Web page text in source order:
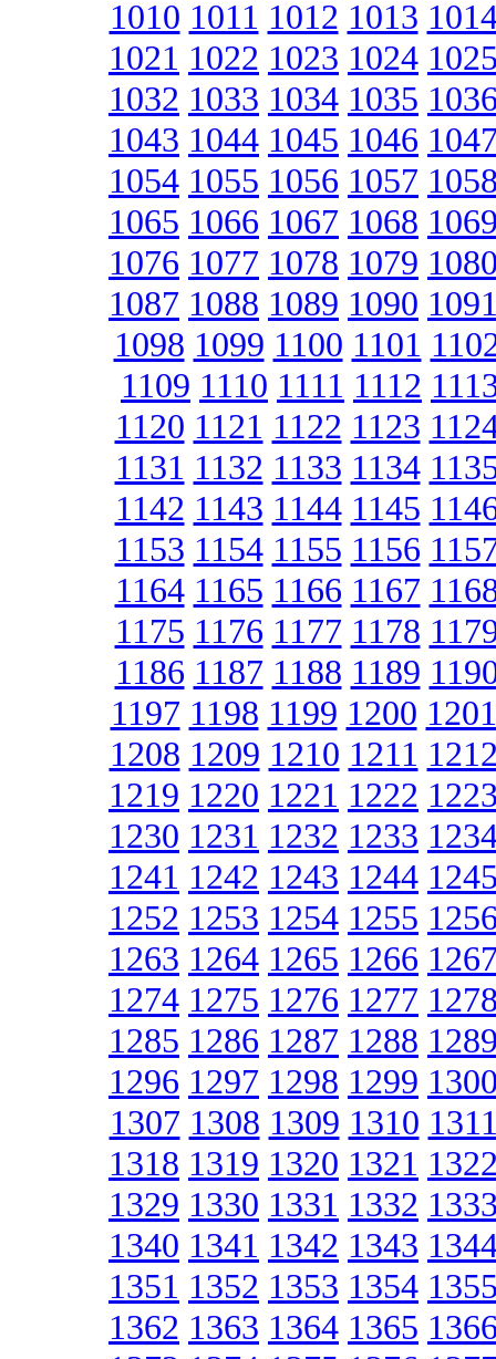
1010 1011 1012 1013
1021 1022 1023 1024
1032 1033 1034 1035
1043 1044 1045 1046
1054 1055 1056 1057
1065 1066 1067 1068
1076 1077 1078 1079
1087 1088 1089 1090
1098 1099 1100 1101
1109 1110 1111 1112
1120 1121 1122 1123
1131 1132 1133 1134
1142 1143 1144 1145
1153 1154 1155 1156
1164 1165 1166 1167
1175 1176 1177 1178
1186 1187 1188 1189
1197 1198 1199 1200 1201
1208 1209 1210 1211
1219 1220 1221 1222
1230 1231 1232 1233
1241 1242 1243 1244
1252 1253 1254 1255
1263 1264 1265 1266
1274 1275 1276 1277
1285 1286 1287 1288
1296 1297 1298 1299
1307 1308 1309 1310
1318 1319 1320 1321
1329 1330 1331 1332
1340 1341 1342 1343
1351 1352 1353 1354
1362 1363 1364 1365